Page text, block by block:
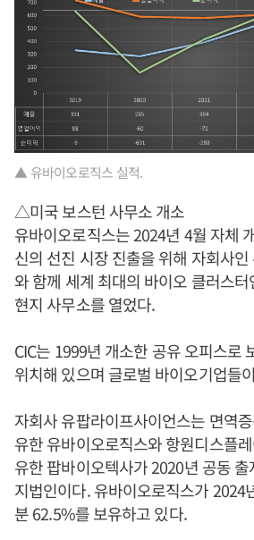
▲ 유바이오로직스 실적.
△미국 보스턴 사무소 개소
유바이오로직스는 2024년 4월 자체
신의 선진 시장 진출을 위해 자회사
와 함께 세계 최대의 바이오 클러스터
현지 사무소를 열었다.
CIC는 1999년 개소한 공유 오피스로
위치해 있으며 글로벌 바이오기업들
자회사 유팝라이프사이언스는 면역
유한 유바이오로직스와 항원디스플
유한 팝바이오텍사가 2020년 공동
지법인이다. 유바이오로직스가 2024
분 62.5%를 보유하고 있다.